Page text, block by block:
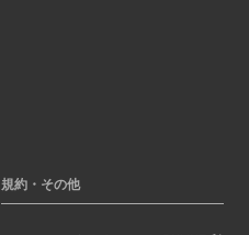
規約・その他